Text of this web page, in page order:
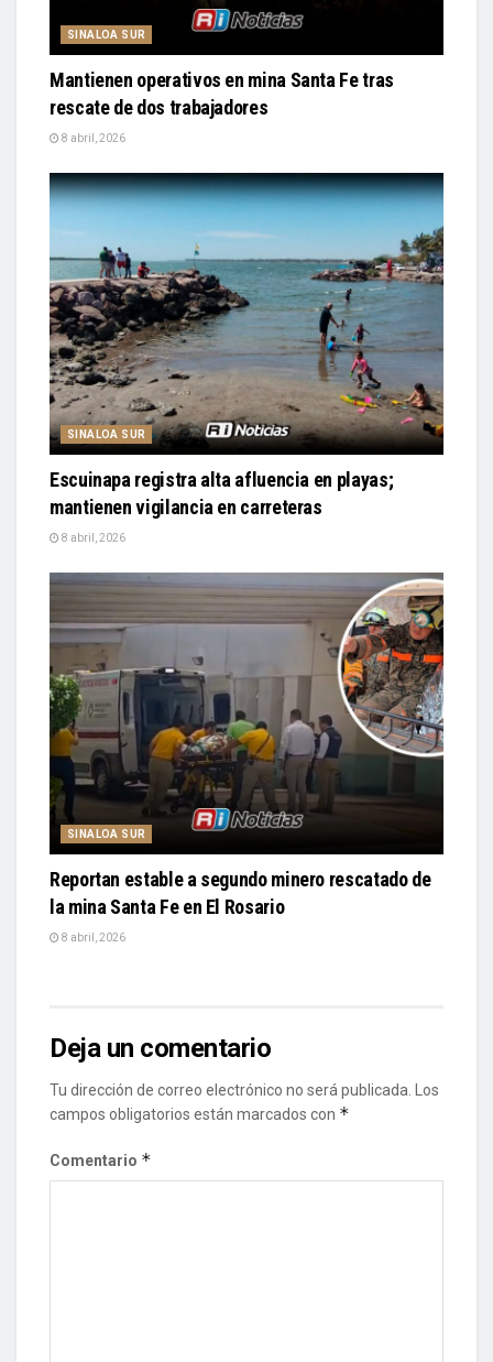
SINALOA SUR
Mantienen operativos en mina Santa Fe tras
rescate de dos trabajadores
8 abril, 2026
SINALOA SUR
Escuinapa registra alta afluencia en playas;
mantienen vigilancia en carreteras
8 abril, 2026
SINALOA SUR
Reportan estable a segundo minero rescatado de
la mina Santa Fe en El Rosario
8 abril, 2026
Deja un comentario
Tu dirección de correo electrónico no será publicada.
Los
campos obligatorios están marcados con *
Comentario *